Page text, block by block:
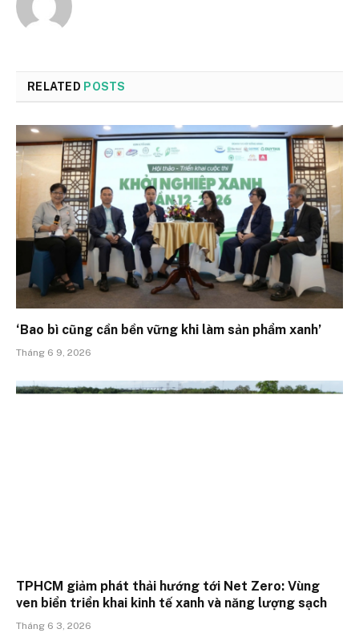
RELATED POSTS
‘Bao bì cũng cần bền vững khi làm sản phẩm xanh’
Tháng 6 9, 2026
TPHCM giảm phát thải hướng tới Net Zero: Vùng
ven biển triển khai kinh tế xanh và năng lượng sạch
Tháng 6 3, 2026